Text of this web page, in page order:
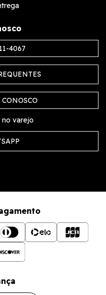
4067
no varejo